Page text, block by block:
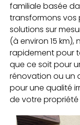
familiale basée
transformons vos
solutions sur
(à environ 15
rapidement pour
que ce soit pour
rénovation ou un
pour une qualité
de votre propriété